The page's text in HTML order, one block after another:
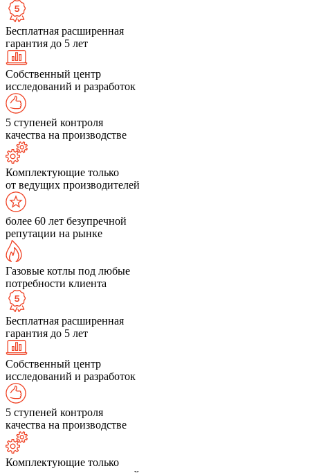
Бесплатная расширенная
гарантия до 5 лет
Собственный центр
исследований и разработок
5 ступеней контроля
качества на производстве
Комплектующие только
от ведущих производителей
более 60 лет безупречной
репутации на рынке
Газовые котлы под любые
потребности клиента
Бесплатная расширенная
гарантия до 5 лет
Собственный центр
исследований и разработок
5 ступеней контроля
качества на производстве
Комплектующие только